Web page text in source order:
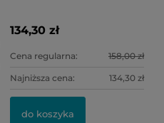
134,30 zł
Cena regularna: 158,00 zł
Najniższa cena: 134,30 zł
do koszyka